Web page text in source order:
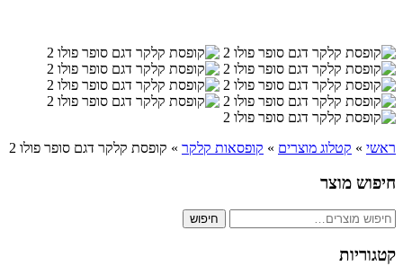
ראשי » קטלוג מוצרים » קופסאות קלקר » קופסת קלקר דגם סופר פולו 2
חיפוש מוצר
חיפוש
עבור:
חיפוש
קטגוריות